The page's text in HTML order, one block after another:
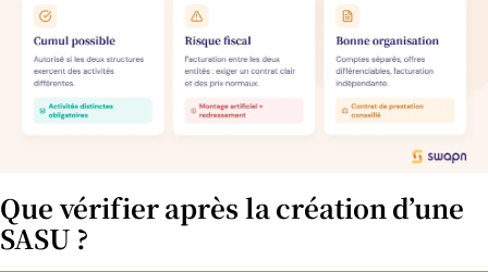
Que vérifier après la création d’une
SASU ?